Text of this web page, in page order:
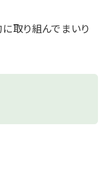
取り組んでまいり